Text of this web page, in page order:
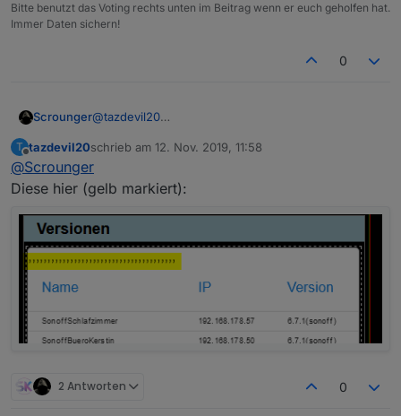
Bitte benutzt das Voting rechts unten im Beitrag wenn er euch geholfen hat.
Immer Daten sichern!
0
Scrounger@tazdevil20
T
Offline
tazdevil20schrieb am 12. Nov. 2019, 11:58
zuletzt editiert von
@Scrounger
Diese hier (gelb markiert):
2 Antworten 0